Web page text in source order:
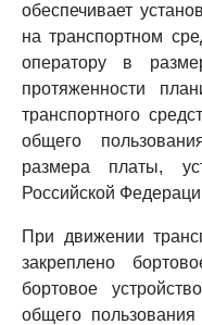
обеспечивает
на транспортном
оператору в
протяженности
транспортного
общего
размера платы,
Российской
При движении
закреплено
бортовое
общего